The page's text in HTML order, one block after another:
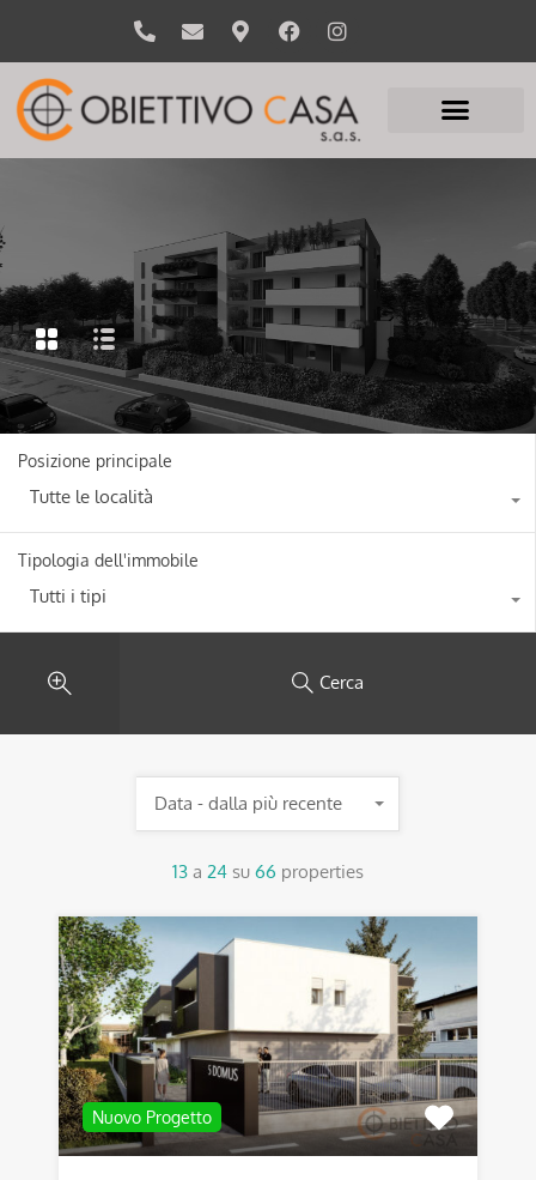
Posizione principale
Tutte le località
Tipologia dell'immobile
Tutti i tipi
Cerca
13 a 24 su 66 properties
Data - dalla più recente
Nuovo Progetto